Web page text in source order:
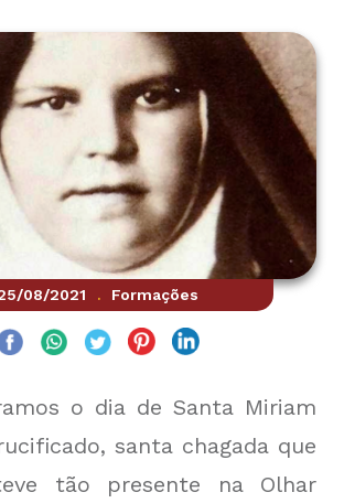
08/2021 . Formações
o dia de Santa Miriam
santa chagada que
tão presente na Olhar